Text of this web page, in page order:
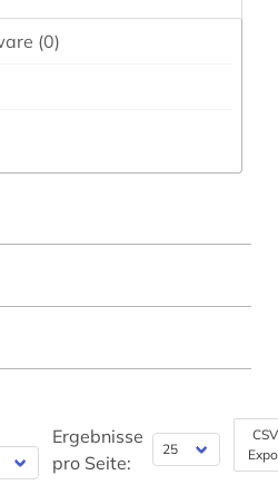
Anwendungssoftware (0)
Ergebnisse
pro Seite: